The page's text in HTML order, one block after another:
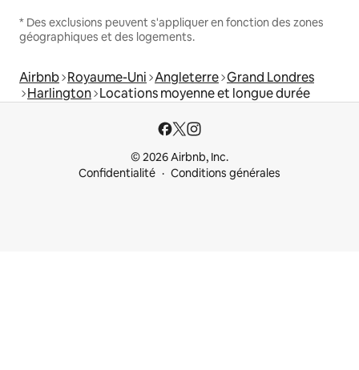
* Des exclusions peuvent s'appliquer en fonction des zones
géographiques et des logements.
Airbnb Royaume-Uni Angleterre Grand Londres
Harlington Locations moyenne et longue durée
© 2026 Airbnb, Inc.
Confidentialité
Conditions générales